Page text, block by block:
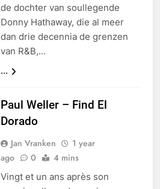
de dochter van soullegende
Donny Hathaway, die al meer
dan drie decennia de grenzen
van R&B,…
...
Paul Weller – Find El
Dorado
Jan Vranken
1 year
ago
0 4 mins
Vingt et un ans après son